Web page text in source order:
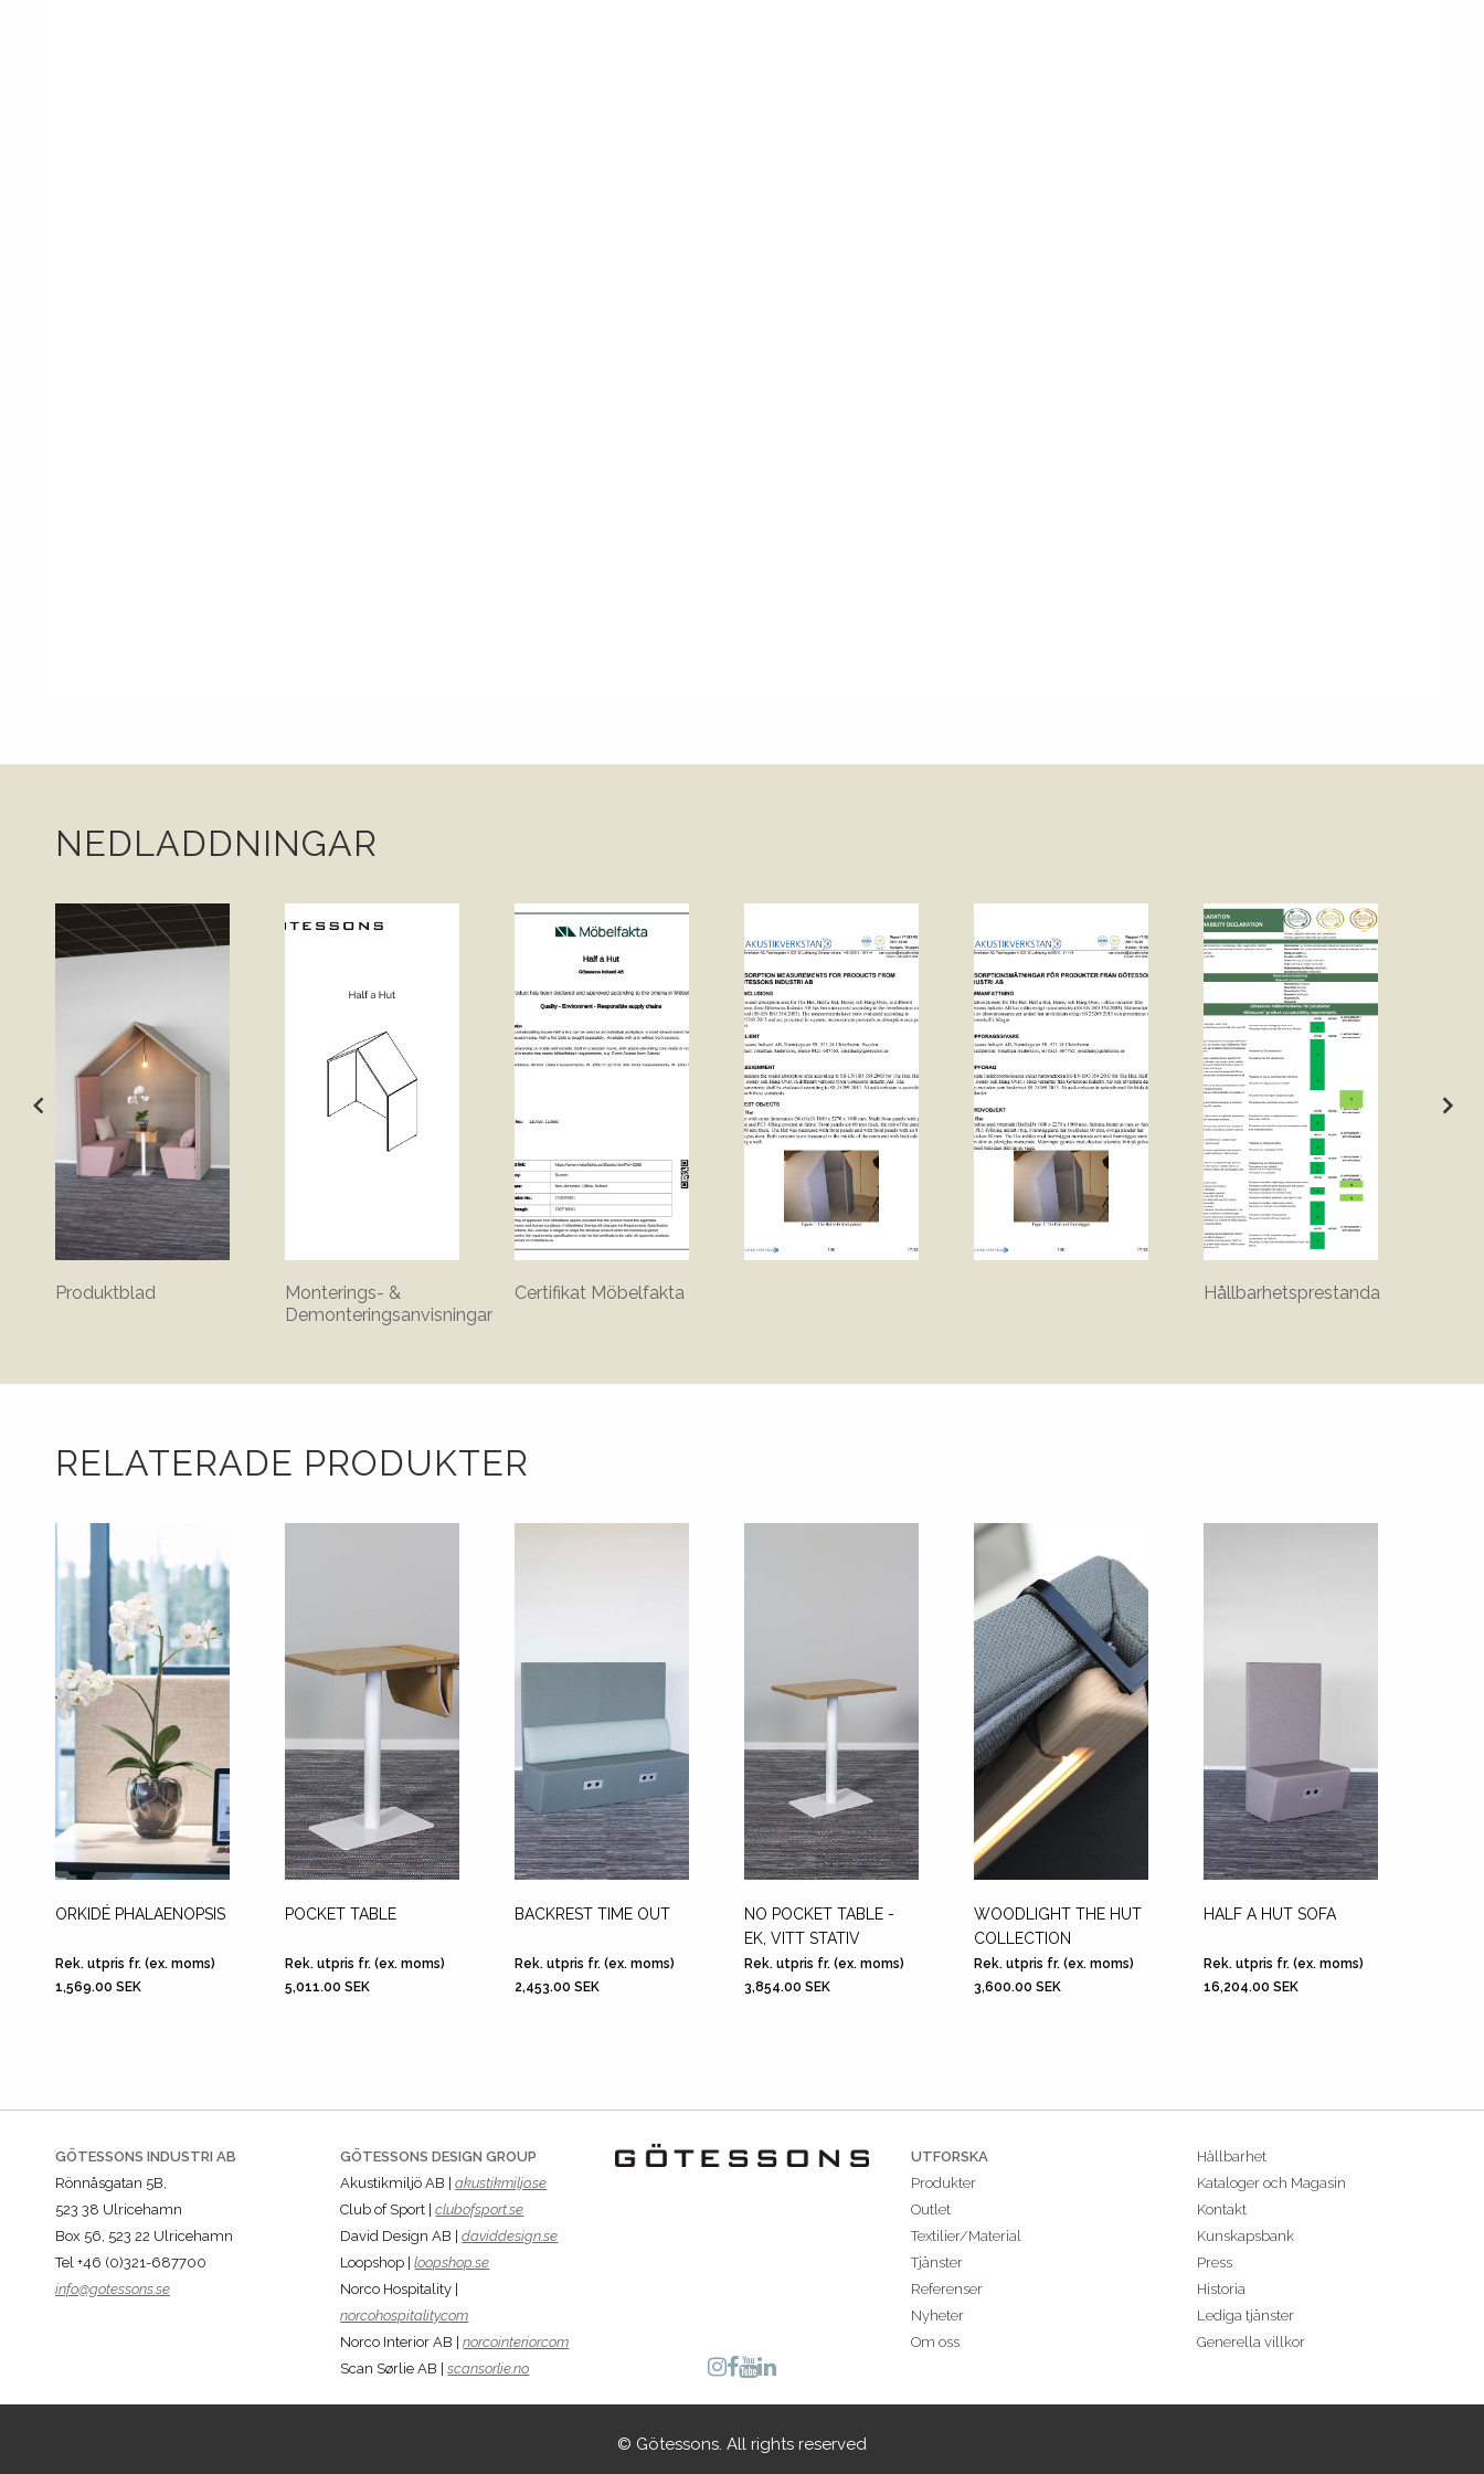
NEDLADDNINGAR
Produktblad
Monterings- &
Demonteringsanvisningar
Certifikat Möbelfakta Hållbarhetsprestanda
RELATERADE PRODUKTER
ORKIDÉ PHALAENOPSIS
Rek. utpris fr. (ex. moms)
1,569.00 SEK
POCKET TABLE
Rek. utpris fr. (ex. moms)
5,011.00 SEK
BACKREST TIME OUT
Rek. utpris fr. (ex. moms)
2,453.00 SEK
NO POCKET TABLE -
EK, VITT STATIV
Rek. utpris fr. (ex. moms)
3,854.00 SEK
WOODLIGHT THE HUT
COLLECTION
Rek. utpris fr. (ex. moms)
3,600.00 SEK
HALF A HUT SOFA
Rek. utpris fr. (ex. moms)
16,204.00 SEK
GÖTESSONS INDUSTRI AB
Rönnåsgatan 5B,
523 38 Ulricehamn
Box 56, 523 22 Ulricehamn
Tel +46 (0)321-687700
info@gotessons.se
GÖTESSONS DESIGN GROUP
Akustikmiljö AB |akustikmiljo.se
Club of Sport |clubofsport.se
David Design AB |daviddesign.se
Loopshop |loopshop.se
Norco Hospitality |
norcohospitality.com
Norco Interior AB |norcointerior.com
Scan Sørlie AB |scansorlie.no
UTFORSKA
Produkter
Outlet
Textilier/Material
Tjänster
Referenser
Nyheter
Om oss
Hållbarhet
Kataloger och Magasin
Kontakt
Kunskapsbank
Press
Historia
Lediga tjänster
Generella villkor
© Götessons. All rights reserved